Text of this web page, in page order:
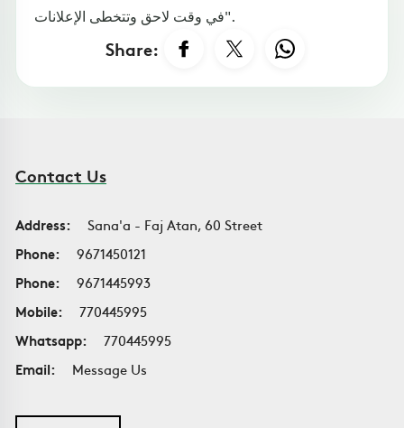
في وقت لاحق وتتخطى الإعلانات".
Share:
Contact Us
Address:
Sana'a - Faj Atan, 60 Street
Phone:
9671450121
Phone:
9671445993
Mobile:
770445995
Whatsapp:
770445995
Email:
Message Us